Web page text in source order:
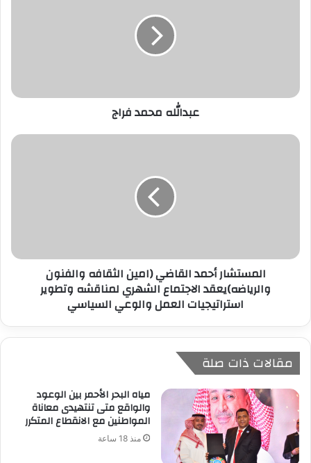
ر
ي
عبدالله محمد فراج
المستشار أحمد القاضي (امين الثقافه والفنون
والرياضه)يعقد الاجتماع الشهري لمناقشه وتطوير
استراتيجيات العمل والوعي السياسي
مقالات ذات صلة
مياه البحر الأحمر بين الوعود
والواقع متى تنتهيدى معاناة
المواطنين مع الانقطاع المتكرر
منذ 18 ساعة